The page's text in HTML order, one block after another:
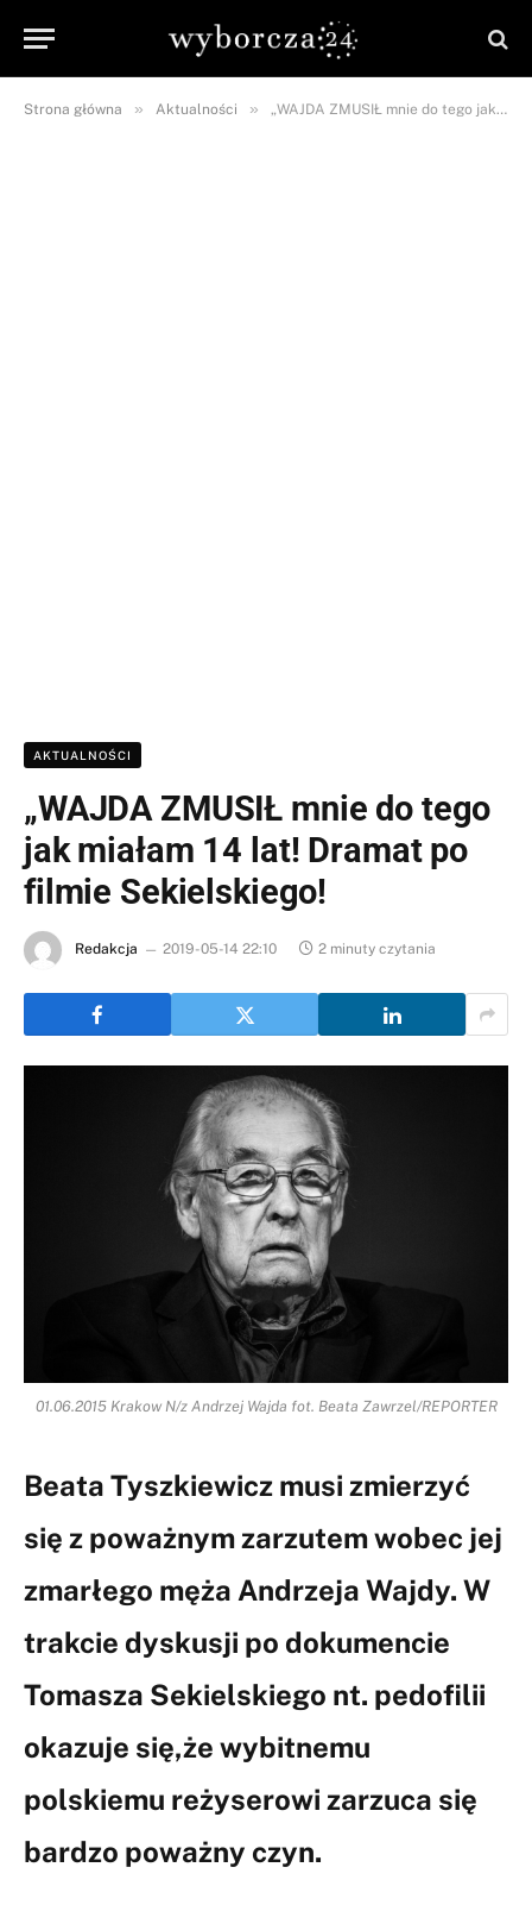
Strona główna » Aktualności » „WAJDA ZMUSIŁ mnie do tego jak miałam 14 lat! Dramat po filmie Sekielskiego!
AKTUALNOŚCI
„WAJDA ZMUSIŁ mnie do tego
jak miałam 14 lat! Dramat po
filmie Sekielskiego!
Redakcja 2019-05-14 22:10 2 minuty czytania
01.06.2015 Krakow N/z Andrzej Wajda fot. Beata Zawrzel/REPORTER
Beata Tyszkiewicz musi zmierzyć
się z poważnym zarzutem wobec jej
zmarłego męża Andrzeja Wajdy. W
trakcie dyskusji po dokumencie
Tomasza Sekielskiego nt. pedofilii
okazuje się,że wybitnemu
polskiemu reżyserowi zarzuca się
bardzo poważny czyn.